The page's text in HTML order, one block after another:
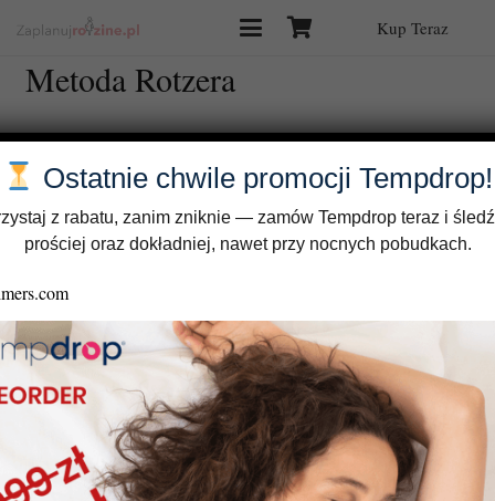
Kup Teraz
Metoda Rotzera
Oswoić NPR Live: Interpretacja karty cyklu metodą Rotzera
Ostatnie chwile promocji Tempdrop!
z rabatu, zanim zniknie — zamów Tempdrop teraz i
prościej oraz dokładniej, nawet przy nocnych pobudkach.